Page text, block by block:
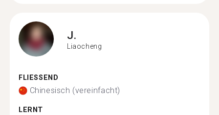
J.
Liaocheng
FLIESSEND
Chinesisch (vereinfacht)
LERNT